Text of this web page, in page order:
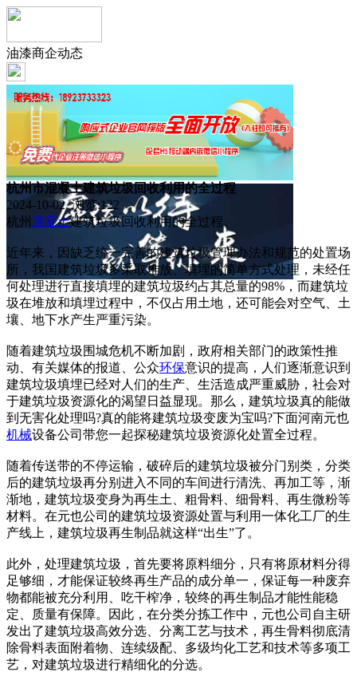
油漆商企动态
杭州市混凝土建筑垃圾回收利用的全过程
2024-10-02 浏览:122
杭州 混凝土建筑垃圾回收利用的全过程。
近年来，因缺乏统一完善的建筑垃圾管理办法和规范的处置场
所，我国建筑垃圾多采取堆放、填埋的简单方式处理，未经任
何处理进行直接填埋的建筑垃圾约占其总量的98%，而建筑垃
圾在堆放和填埋过程中，不仅占用土地，还可能会对空气、土
壤、地下水产生严重污染。
随着建筑垃圾围城危机不断加剧，政府相关部门的政策性推
动、有关媒体的报道、公众环保意识的提高，人们逐渐意识到
建筑垃圾填埋已经对人们的生产、生活造成严重威胁，社会对
于建筑垃圾资源化的渴望日益显现。那么，建筑垃圾真的能做
到无害化处理吗?真的能将建筑垃圾变废为宝吗?下面河南元也
机械设备公司带您一起探秘建筑垃圾资源化处置全过程。
随着传送带的不停运输，破碎后的建筑垃圾被分门别类，分类
后的建筑垃圾再分别进入不同的车间进行清洗、再加工等，渐
渐地，建筑垃圾变身为再生土、粗骨料、细骨料、再生微粉等
材料。在元也公司的建筑垃圾资源处置与利用一体化工厂的生
产线上，建筑垃圾再生制品就这样“出生”了。
此外，处理建筑垃圾，首先要将原料细分，只有将原材料分得
足够细，才能保证较终再生产品的成分单一，保证每一种废弃
物都能被充分利用、吃干榨净，较终的再生制品才能性能稳
定、质量有保障。因此，在分类分拣工作中，元也公司自主研
发出了建筑垃圾高效分选、分离工艺与技术，再生骨料彻底清
除骨料表面附着物、连续级配、多级均化工艺和技术等多项工
艺，对建筑垃圾进行精细化的分选。